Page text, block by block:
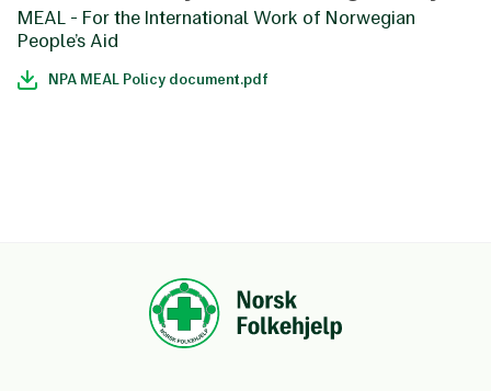
MEAL - For the International Work of Norwegian
People’s Aid
NPA MEAL Policy document.pdf